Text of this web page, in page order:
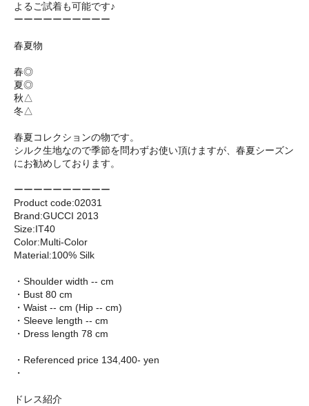
よるご試着も可能です♪
ーーーーーーーーーー
春夏物
春◎
夏◎
秋△
冬△
春夏コレクションの物です。
シルク生地なので季節を問わずお使い頂けますが、春夏シーズン
にお勧めしております。
ーーーーーーーーーー
Product code:02031
Brand:GUCCI 2013
Size:IT40
Color:Multi-Color
Material:100% Silk
・Shoulder width -- cm
・Bust 80 cm
・Waist -- cm (Hip -- cm)
・Sleeve length -- cm
・Dress length 78 cm
・Referenced price 134,400- yen
・
ドレス紹介